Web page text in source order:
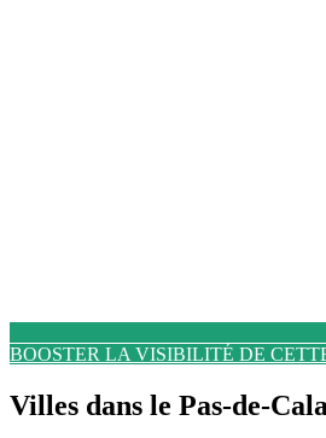
BOOSTER LA VISIBILITÉ DE
Villes dans le Pas-de-